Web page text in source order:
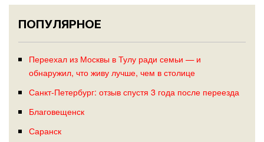
ПОПУЛЯРНОЕ
Переехал из Москвы в Тулу ради семьи — и
обнаружил, что живу лучше, чем в столице
Санкт-Петербург: отзыв спустя 3 года после переезда
Благовещенск
Саранск